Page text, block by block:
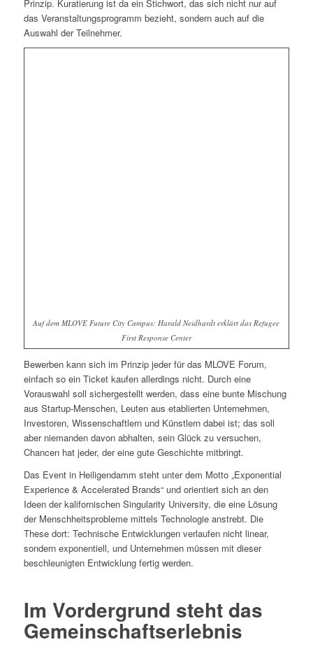
Prinzip. Kuratierung ist da ein Stichwort, das sich nicht nur auf
das Veranstaltungsprogramm bezieht, sondern auch auf die
Auswahl der Teilnehmer.
Auf dem MLOVE Future City Campus: Harald Neidhardt erklärt das Refugee
First Response Center
Bewerben kann sich im Prinzip jeder für das MLOVE Forum,
einfach so ein Ticket kaufen allerdings nicht. Durch eine
Vorauswahl soll sichergestellt werden, dass eine bunte Mischung
aus Startup-Menschen, Leuten aus etablierten Unternehmen,
Investoren, Wissenschaftlern und Künstlern dabei ist; das soll
aber niemanden davon abhalten, sein Glück zu versuchen,
Chancen hat jeder, der eine gute Geschichte mitbringt.
Das Event in Heiligendamm steht unter dem Motto „Exponential
Experience & Accelerated Brands“ und orientiert sich an den
Ideen der kalifornischen Singularity University, die eine Lösung
der Menschheitsprobleme mittels Technologie anstrebt. Die
These dort: Technische Entwicklungen verlaufen nicht linear,
sondern exponentiell, und Unternehmen müssen mit dieser
beschleunigten Entwicklung fertig werden.
Im Vordergrund steht das
Gemeinschaftserlebnis